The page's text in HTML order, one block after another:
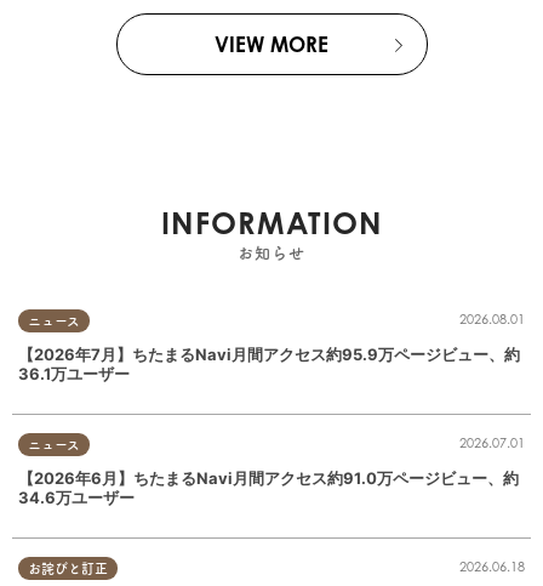
VIEW MORE
INFORMATION
お知らせ
ニュース 2026.08.01
【2026年7月】ちたまるNavi月間アクセス約95.9万ページビュー、約
36.1万ユーザー
ニュース 2026.07.01
【2026年6月】ちたまるNavi月間アクセス約91.0万ページビュー、約
34.6万ユーザー
お詫びと訂正 2026.06.18